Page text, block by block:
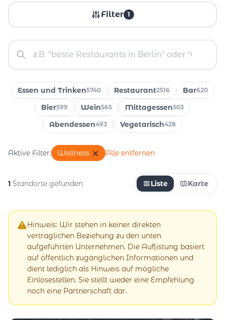
Filter 1
Essen und Trinken5740 Restaurant2516 Bar620
Bier599 Wein565 Mittagessen503
Abendessen493 Vegetarisch428
Aktive Filter: Wellness Alle entfernen
1 Standorte gefunden Liste Karte
Hinweis: Wir stehen in keiner direkten
vertraglichen Beziehung zu den unten
aufgeführten Unternehmen. Die Auflistung basiert
auf öffentlich zugänglichen Informationen und
dient lediglich als Hinweis auf mögliche
Einlösestellen. Sie stellt weder eine Empfehlung
noch eine Partnerschaft dar.